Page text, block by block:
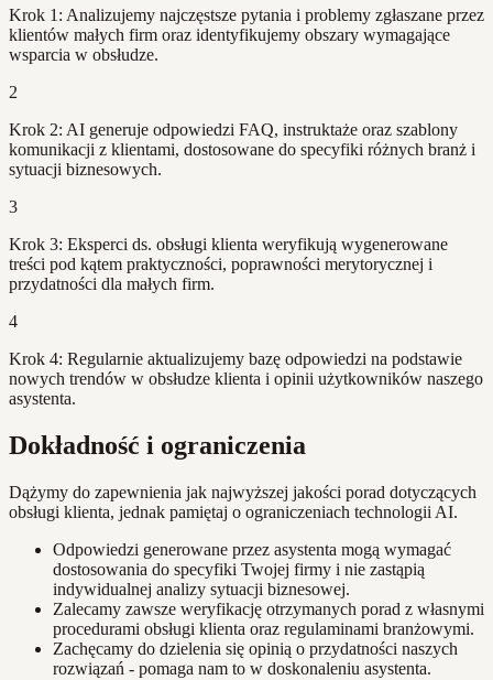
Krok 1: Analizujemy najczęstsze pytania i problemy zgłaszane przez
klientów małych firm oraz identyfikujemy obszary wymagające
wsparcia w obsłudze.
2
Krok 2: AI generuje odpowiedzi FAQ, instruktaże oraz szablony
komunikacji z klientami, dostosowane do specyfiki różnych branż i
sytuacji biznesowych.
3
Krok 3: Eksperci ds. obsługi klienta weryfikują wygenerowane
treści pod kątem praktyczności, poprawności merytorycznej i
przydatności dla małych firm.
4
Krok 4: Regularnie aktualizujemy bazę odpowiedzi na podstawie
nowych trendów w obsłudze klienta i opinii użytkowników naszego
asystenta.
Dokładność i ograniczenia
Dążymy do zapewnienia jak najwyższej jakości porad dotyczących
obsługi klienta, jednak pamiętaj o ograniczeniach technologii AI.
Odpowiedzi generowane przez asystenta mogą wymagać
dostosowania do specyfiki Twojej firmy i nie zastąpią
indywidualnej analizy sytuacji biznesowej.
Zalecamy zawsze weryfikację otrzymanych porad z własnymi
procedurami obsługi klienta oraz regulaminami branżowymi.
Zachęcamy do dzielenia się opinią o przydatności naszych
rozwiązań - pomaga nam to w doskonaleniu asystenta.